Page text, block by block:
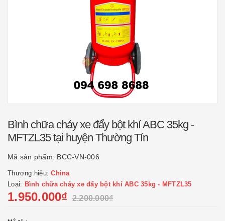
Bình chữa cháy xe đẩy bột khí ABC 35kg -
MFTZL35 tại huyện Thường Tín
Mã sản phẩm: BCC-VN-006
Thương hiệu:China
Loại: Bình chữa cháy xe đẩy bột khí ABC 35kg - MFTZL35
1.950.000₫ 2.200.000₫